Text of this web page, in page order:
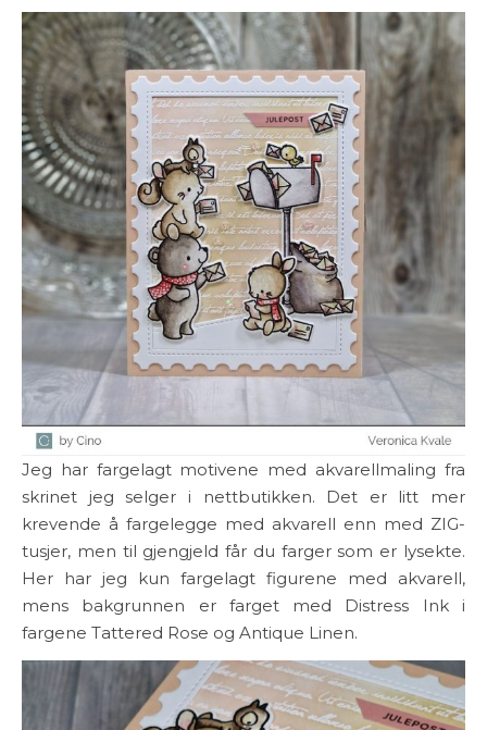
Jeg har fargelagt motivene med akvarellmaling fra
skrinet jeg selger i nettbutikken. Det er litt mer
krevende å fargelegge med akvarell enn med ZIG-
tusjer, men til gjengjeld får du farger som er lysekte.
Her har jeg kun fargelagt figurene med akvarell,
mens bakgrunnen er farget med Distress Ink i
fargene Tattered Rose og Antique Linen.